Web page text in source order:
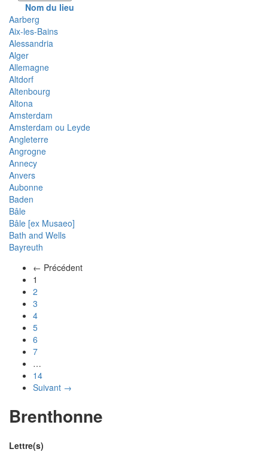
Nom du lieu
Aarberg
Aix-les-Bains
Alessandria
Alger
Allemagne
Altdorf
Altenbourg
Altona
Amsterdam
Amsterdam ou Leyde
Angleterre
Angrogne
Annecy
Anvers
Aubonne
Baden
Bâle
Bâle [ex Musaeo]
Bath and Wells
Bayreuth
← Précédent
1
2
3
4
5
6
7
…
14
Suivant →
Brenthonne
Lettre(s)